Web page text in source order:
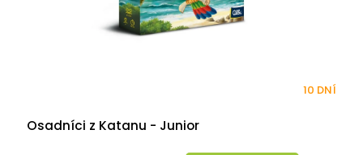
Osadníci z Katanu - Junior
10 DNÍ